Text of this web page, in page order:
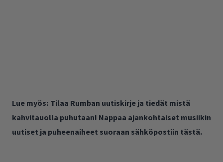
Lue myös: Tilaa Rumban uutiskirje ja tiedät mistä
kahvitauolla puhutaan! Nappaa ajankohtaiset musiikin
uutiset ja puheenaiheet suoraan sähköpostiin tästä.